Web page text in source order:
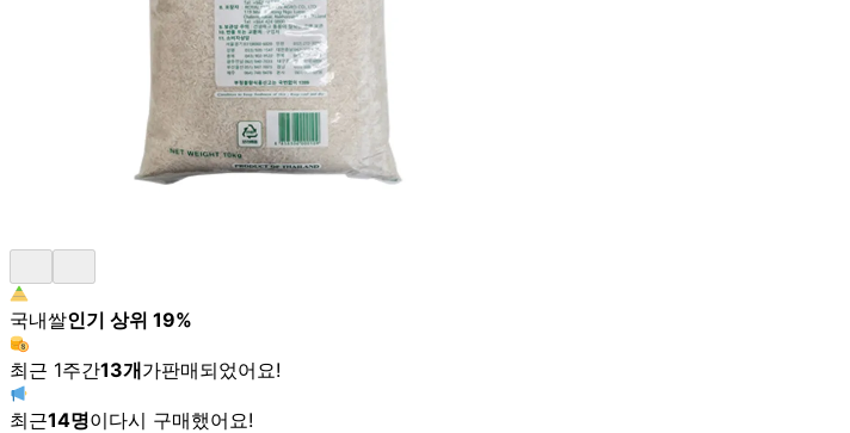
국내쌀인기 상위 19%
최근 1주간13개가판매되었어요!
최근14명이다시 구매했어요!